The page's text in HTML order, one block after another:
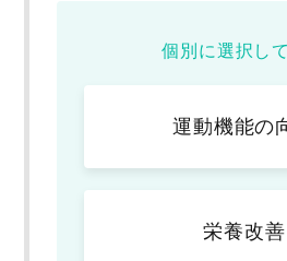
個別に選択し
運動機能の
栄養改善